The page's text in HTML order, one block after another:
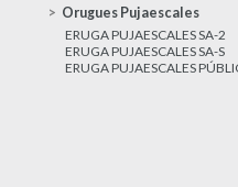
Orugues Pujaescales
ERUGA PUJAESCALES SA-2
ERUGA PUJAESCALES SA-S
ERUGA PUJAESCALES